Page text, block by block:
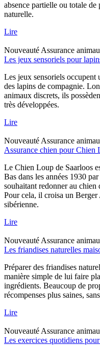
absence partielle ou totale
naturelle.
Lire
Nouveauté Assurance
Les jeux sensoriels pour
Les jeux sensoriels occupent
des lapins de compagnie.
animaux discrets, ils
très développées.
Lire
Nouveauté Assurance
Assurance chien pour Chien
Le Chien Loup de Saarloos
Bas dans les années 1930
souhaitant redonner au chien
Pour cela, il croisa un
sibérienne.
Lire
Nouveauté Assurance
Les friandises naturelles
Préparer des friandises
manière simple de lui faire
ingrédients. Beaucoup de
récompenses plus saines,
Lire
Nouveauté Assurance
Les exercices quotidiens